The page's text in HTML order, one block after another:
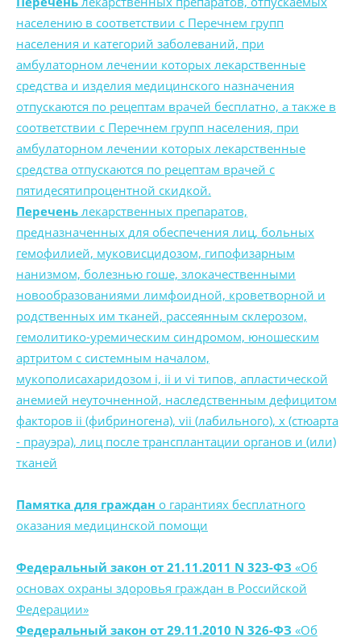
населению в соответствии с Перечнем групп
населения и категорий заболеваний, при
амбулаторном лечении которых лекарственные
средства и изделия медицинского назначения
отпускаются по рецептам врачей бесплатно, а также в
соответствии с Перечнем групп населения, при
амбулаторном лечении которых лекарственные
средства отпускаются по рецептам врачей с
пятидесятипроцентной скидкой.
Перечень лекарственных препаратов,
предназначенных для обеспечения лиц, больных
гемофилией, муковисцидозом, гипофизарным
нанизмом, болезнью гоше, злокачественными
новообразованиями лимфоидной, кроветворной и
родственных им тканей, рассеянным склерозом,
гемолитико-уремическим синдромом, юношеским
артритом с системным началом,
мукополисахаридозом i, ii и vi типов, апластической
анемией неуточненной, наследственным дефицитом
факторов ii (фибриногена), vii (лабильного), x (стюарта
- прауэра), лиц после трансплантации органов и (или)
тканей
Памятка для граждан о гарантиях бесплатного
оказания медицинской помощи
Федеральный закон от 21.11.2011 N 323-ФЗ «Об
основах охраны здоровья граждан в Российской
Федерации»
Федеральный закон от 29.11.2010 N 326-ФЗ «Об